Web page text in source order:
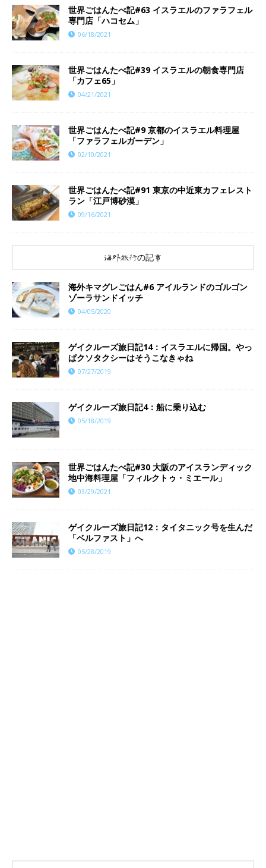
世界ごはんたべ記#63 イスラエルのファラフェル
専門店「ハコセム」
06/18/2021
世界ごはんたべ記#39 イスラエルの朝食専門店
「カフェ65」
04/21/2021
世界ごはんたべ記#9 京都のイスラエル料理屋
「ファラフェルガーデン」
02/10/2021
世界ごはんたべ記#91 東京の中近東カフェレスト
ラン「江戸博砂漠」
09/16/2021
海外旅行の記事
海外キマグレごはん#6 アイルランドのゴルゴン
ゾーラサンドイッチ
04/05/2020
ゲイクルーズ旅日記14：イスラエルに帰国。やっ
ぱクソタクシーはそうこなきゃね
07/27/2019
ゲイクルーズ旅日記4：船に乗り込む
05/18/2019
世界ごはんたべ記#30 大阪のアイスランディック
地中海料理屋「フィルクトゥ・ミエール」
03/29/2021
ゲイクルーズ旅日記12：タイタニック号を生んだ
「ベルファスト」へ
05/28/2019